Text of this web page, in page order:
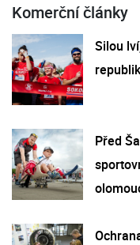
Komerční články
Silou
Před